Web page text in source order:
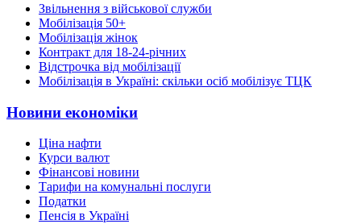
Звільнення з військової служби
Мобілізація 50+
Мобілізація жінок
Контракт для 18-24-річних
Відстрочка від мобілізації
Мобілізація в Україні: скільки осіб мобілізує ТЦК
Новини економіки
Ціна нафти
Курси валют
Фінансові новини
Тарифи на комунальні послуги
Податки
Пенсія в Україні